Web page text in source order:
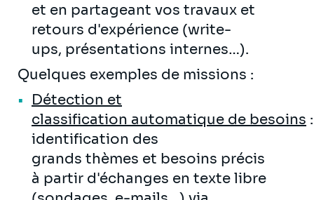
et en partageant vos travaux et
retours d'expérience (write-
ups, présentations internes…).
Quelques exemples de missions :
Détection et
classification automatique de besoins :
identification des
grands thèmes et besoins précis
à partir d'échanges en texte libre